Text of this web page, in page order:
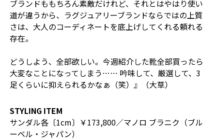
ブランドももちろん素敵だけれど、それとはやはり使い
道が違うから、ラグジュアリーブランドならではの上質
さは、大人のコーディネートを底上げしてくれる頼れる
存在。
どうしよう、全部欲しい。今週紹介した靴全部買ったら
大変なことになってしまう…… 吟味して、厳選して、3
足くらいに抑えられるかなぁ（笑）』（大草）
STYLING ITEM
サンダル各〔1cm〕￥173,800／マノロ ブラニク（ブル
ーベル・ジャパン）